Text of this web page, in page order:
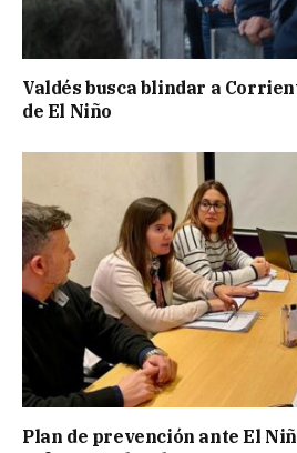
Valdés busca blindar a
de El Niño
Plan de prevención ante El